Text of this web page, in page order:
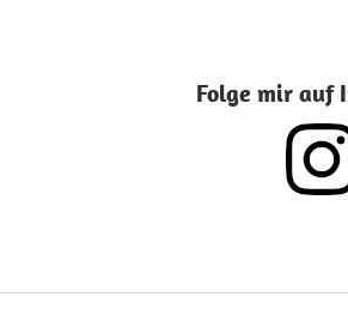
Folge mir auf